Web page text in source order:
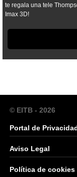
te regala una tele
Imax 3D!
© EITB - 2026
Portal de
Aviso Legal
Política de cookies